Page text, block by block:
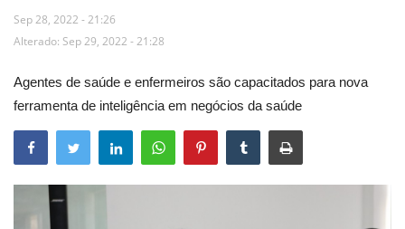
Secretarias e Órgãos
Mural de Licitações
Vídeos
Webmail
Sep 28, 2022 - 21:26
Alterado: Sep 29, 2022 - 21:28
Agentes de saúde e enfermeiros são capacitados para nova
ferramenta de inteligência em negócios da saúde